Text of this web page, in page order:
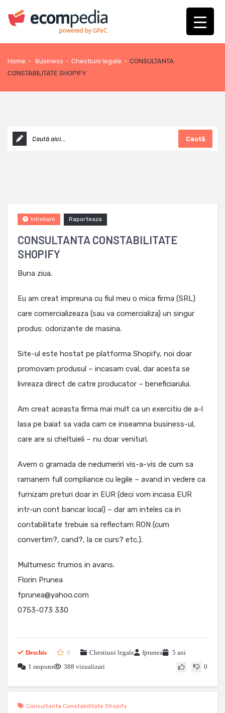
Home - Business - Chestiuni legale - CONSULTANTA
CONSTABILITATE SHOPIFY
Caută
CONSULTANTA CONSTABILITATE
SHOPIFY
Raporteaza
Intrebare
Buna ziua.
Eu am creat impreuna cu fiul meu o mica firma (SRL)
care comercializeaza (sau va comercializa) un singur
produs: odorizante de masina.
Site-ul este hostat pe platforma Shopify, noi doar
promovam produsul – incasam cval, dar acesta se
livreaza direct de catre producator – beneficiarului.
Am creat aceasta firma mai mult ca un exercitiu de a-l
lasa pe baiat sa vada cam ce inseamna business-ul,
care are si cheltuieli – nu doar venituri.
Avem o gramada de nedumeriri vis-a-vis de cum sa
ramanem full compliance cu legile – avand in vedere ca
furnizam preturi doar in EUR (deci vom incasa EUR
intr-un cont bancar local) – dar am inteles ca in
contabilitate trebuie sa reflectam RON (cum
convertim?, cand?, la ce curs? etc.).
Multumesc frumos in avans.
Florin Prunea
fprunea@yahoo.com
0753-073 330
Deschis 0 Chestiuni legale fprunea
5 ani
1 raspuns
388 vizualizari 0
Consultanta Constabilitate Shopify